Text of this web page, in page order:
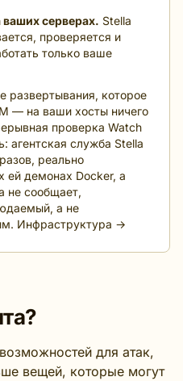
ваших серверах. Stella
проверяется и
только ваше
развертывания, которое
— на ваши хосты ничего
проверка Watch
агентская служба Stella
реально
ей демонах Docker, а
не сообщает,
а не
Инфраструктура →
для атак,
вещей, которые могут